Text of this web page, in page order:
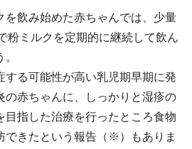
を飲み始めた赤ちゃんでは、少量
粉ミルクを定期的に継続して飲ん
する可能性が高い乳児期早期に発
の赤ちゃんに、しっかりと湿疹の
目指した治療を行ったところ食物
できたという報告（※）もありま